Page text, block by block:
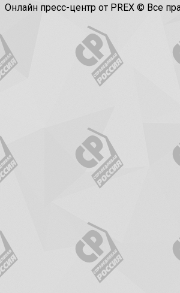
Онлайн пресс-центр от PREX © Все